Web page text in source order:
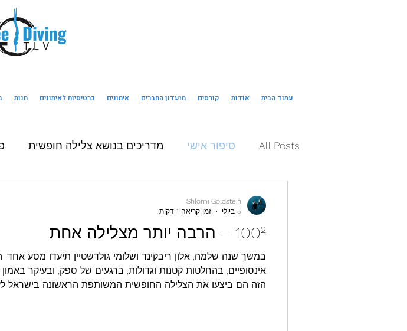
עמוד הבית אודות קורסים מועדון החברים אימונים כרטיסיות לאימונים חנות
All Posts סיפור אישי מדריכים בנושא צלילה חופשית
100² – הרבה יותר מצלילה אחת
אינסופיים, בהחלטות קטנות וגדולות, ברגעים של ספק, ובעיקר
Shlomi Goldstein
5 ביולי
זמן קריאה 1 דקות